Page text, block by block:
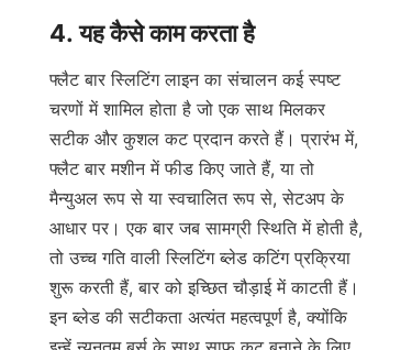
4. यह कैसे काम करता है
फ्लैट बार स्लिटिंग लाइन का संचालन कई स्पष्ट
चरणों में शामिल होता है जो एक साथ मिलकर
सटीक और कुशल कट प्रदान करते हैं। प्रारंभ में,
फ्लैट बार मशीन में फीड किए जाते हैं, या तो
मैन्युअल रूप से या स्वचालित रूप से, सेटअप के
आधार पर। एक बार जब सामग्री स्थिति में होती है,
तो उच्च गति वाली स्लिटिंग ब्लेड कटिंग प्रक्रिया
शुरू करती हैं, बार को इच्छित चौड़ाई में काटती हैं।
इन ब्लेड की सटीकता अत्यंत महत्वपूर्ण है, क्योंकि